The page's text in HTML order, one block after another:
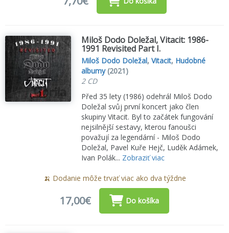
Miloš Dodo Doležal, Vitacit: 1986-
1991 Revisited Part I.
Miloš Dodo Doležal,Vitacit, Hudobné
albumy(2021)
2 CD
Před 35 lety (1986) odehrál Miloš Dodo
Doležal svůj první koncert jako člen
skupiny Vitacit. Byl to začátek fungování
nejsilnější sestavy, kterou fanoušci
považují za legendární - Miloš Dodo
Doležal, Pavel Kuře Hejč, Luděk Adámek,
Ivan Polák... Zobraziť viac
🍌 Dodanie môže trvať viac ako dva týždne
17,00€ Do košíka